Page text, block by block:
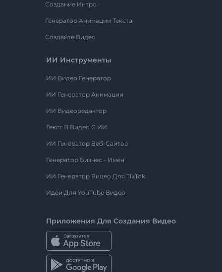
Создание Интро
Генератор Анимации Текста
Создайте Видео
ИИ Инструменты
ИИ Видео Генератор
ИИ Генератор Анимации
ИИ Видеоредактор
Текст В Видео С ИИ
ИИ Генератор Веб-Сайтов
Генератор Бизнес - Имён
ИИ Генератор Видео Для TikTok
Идеи Для YouTube Видео
Приложения Для Создания Видео